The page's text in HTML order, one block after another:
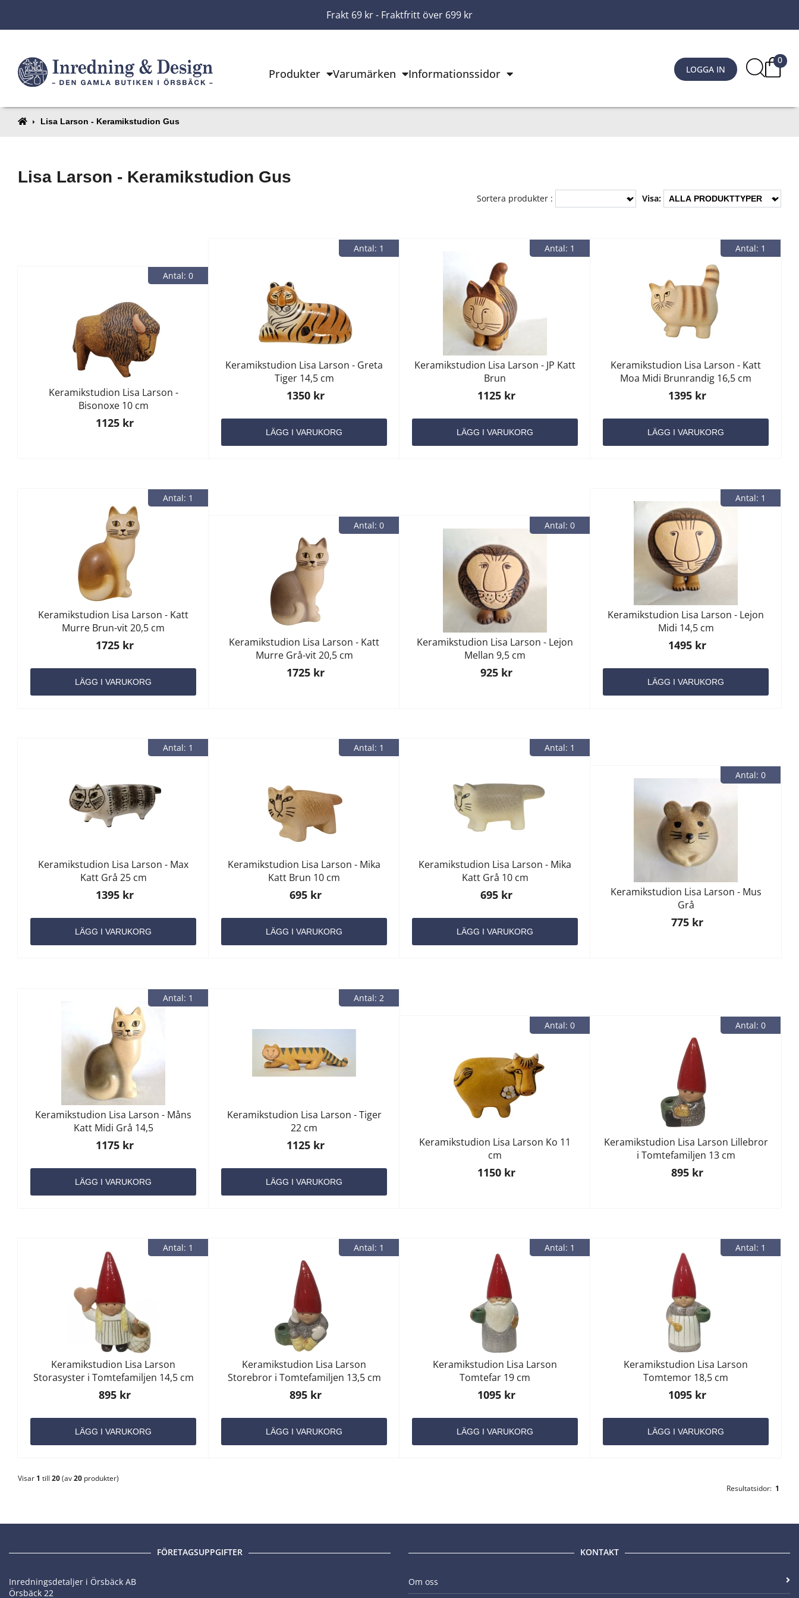
Frakt 69 kr - Fraktfritt över 699 kr
Produkter Varumärken Informationssidor LOGGA IN
0
Lisa Larson - Keramikstudion Gus
Lisa Larson - Keramikstudion Gus
Sortera produkter : Visa:
Antal: 0
Keramikstudion Lisa Larson -
Bisonoxe 10 cm
1125 kr
Antal: 1
Keramikstudion Lisa Larson - Greta
Tiger 14,5 cm
1350 kr
LÄGG I VARUKORG
Antal: 1
Keramikstudion Lisa Larson - JP Katt
Brun
1125 kr
LÄGG I VARUKORG
Antal: 1
Keramikstudion Lisa Larson - Katt
Moa Midi Brunrandig 16,5 cm
1395 kr
LÄGG I VARUKORG
Antal: 1
Keramikstudion Lisa Larson - Katt
Murre Brun-vit 20,5 cm
1725 kr
LÄGG I VARUKORG
Antal: 0
Keramikstudion Lisa Larson - Katt
Murre Grå-vit 20,5 cm
1725 kr
Antal: 0
Keramikstudion Lisa Larson - Lejon
Mellan 9,5 cm
925 kr
Antal: 1
Keramikstudion Lisa Larson - Lejon
Midi 14,5 cm
1495 kr
LÄGG I VARUKORG
Antal: 1
Keramikstudion Lisa Larson - Max
Katt Grå 25 cm
1395 kr
LÄGG I VARUKORG
Antal: 1
Keramikstudion Lisa Larson - Mika
Katt Brun 10 cm
695 kr
LÄGG I VARUKORG
Antal: 1
Keramikstudion Lisa Larson - Mika
Katt Grå 10 cm
695 kr
LÄGG I VARUKORG
Antal: 0
Keramikstudion Lisa Larson - Mus
Grå
775 kr
Antal: 1
Keramikstudion Lisa Larson - Måns
Katt Midi Grå 14,5
1175 kr
LÄGG I VARUKORG
Antal: 2
Keramikstudion Lisa Larson - Tiger
22 cm
1125 kr
LÄGG I VARUKORG
Antal: 0
Keramikstudion Lisa Larson Ko 11
cm
1150 kr
Antal: 0
Keramikstudion Lisa Larson Lillebror
i Tomtefamiljen 13 cm
895 kr
Antal: 1
Keramikstudion Lisa Larson
Storasyster i Tomtefamiljen 14,5 cm
895 kr
LÄGG I VARUKORG
Antal: 1
Keramikstudion Lisa Larson
Storebror i Tomtefamiljen 13,5 cm
895 kr
LÄGG I VARUKORG
Antal: 1
Keramikstudion Lisa Larson
Tomtefar 19 cm
1095 kr
LÄGG I VARUKORG
Antal: 1
Keramikstudion Lisa Larson
Tomtemor 18,5 cm
1095 kr
LÄGG I VARUKORG
Visar 1 till 20(av20 produkter)
Resultatsidor: 1
FÖRETAGSUPPGIFTER
Inredningsdetaljer i Örsbäck AB
Örsbäck 22
KONTAKT
Om oss